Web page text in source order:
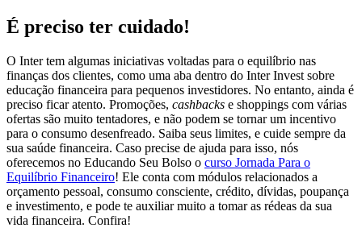
É preciso ter cuidado!
O Inter tem algumas iniciativas voltadas para o equilíbrio nas
finanças dos clientes, como uma aba dentro do Inter Invest sobre
educação financeira para pequenos investidores. No entanto, ainda é
preciso ficar atento. Promoções, cashbacks e shoppings com várias
ofertas são muito tentadores, e não podem se tornar um incentivo
para o consumo desenfreado. Saiba seus limites, e cuide sempre da
sua saúde financeira. Caso precise de ajuda para isso, nós
oferecemos no Educando Seu Bolso o curso Jornada Para o
Equilíbrio Financeiro! Ele conta com módulos relacionados a
orçamento pessoal, consumo consciente, crédito, dívidas, poupança
e investimento, e pode te auxiliar muito a tomar as rédeas da sua
vida financeira. Confira!